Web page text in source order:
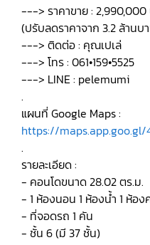
---> ราคาขาย : 2,990,000
(ปรับลดราคาจาก 3.2 ล้านบ
---> ติดต่อ : คุณเปเล่
---> โทร : 061•159•5525
---> LINE : pelemumi
.
แผนที่ Google Maps :
https://maps.app.goo.gl/
.
รายละเอียด :
- คอนโดขนาด 28.02 ตร.ม.
- 1 ห้องนอน 1 ห้องน้ำ 1 ห้อง
- ที่จอดรถ 1 คัน
- ชั้น 6 (มี 37 ชั้น)